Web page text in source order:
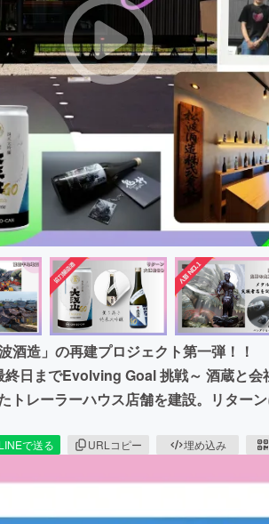
チャレンジ
活性化
CAMPFIRE
CAMPFIRE
酒造」の再建プロジェクト第一弾！！
日までEvolving Goal 挑戦～ 酒蔵と会
トレーラーハウス店舗を建設。リター
LINEで送る URLコピー 埋め込み